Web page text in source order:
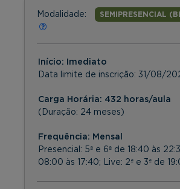
Modalidade: SEMIPRESENCIAL
Início: Imediato
Data limite de inscrição: 31/08/
Carga Horária: 432 horas/aula
(Duração: 24 meses)
Frequência: Mensal
Presencial: 5ª e 6ª de 18:40 às
08:00 às 17:40; Live: 2ª e 3ª de